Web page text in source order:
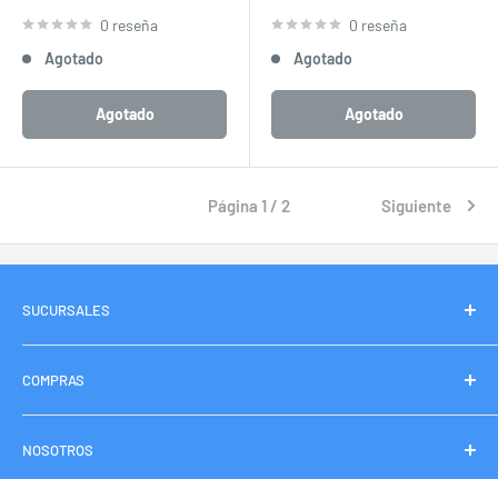
0 reseña
Agotado
Agotado
0 reseña
Agotado
Agotado
Página 1 / 2 Siguiente
SUCURSALES
COMPRAS
NOSOTROS